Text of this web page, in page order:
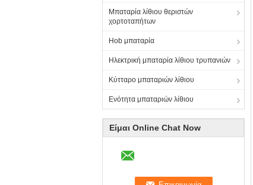
Μπαταρία λίθιου θεριστών
χορτοταπήτων
Hob μπαταρία
Ηλεκτρική μπαταρία λίθιου τρυπανιών
Κύτταρο μπαταριών λίθιου
Ενότητα μπαταριών λίθιου
Είμαι Online Chat Now